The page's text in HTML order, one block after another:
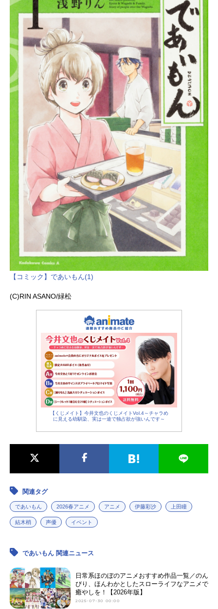
【コミック】であいもん(1)
(C)RIN ASANO/緑松
【くじメイト】今井文也のくじメイトVol.4～チャラめ
に見える幼馴染、実は一途で独占欲が強いんです～
関連タグ
であいもん 2026春アニメ アニメ 伊藤彩沙 上田瞳
結木梢 声優 イベント
であいもん 関連ニュース
日常系ほのぼのアニメおすすめ作品一覧／のん
びり、ほんわかとしたスローライフなアニメで
癒やしを！【2026年版】
2025-07-30 00:00